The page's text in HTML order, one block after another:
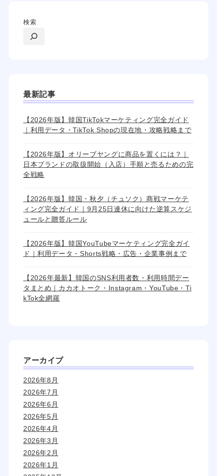
検索
最新記事
【2026年版】韓国TikTokマーケティング完全ガイド
｜利用データ・TikTok Shopの現在地・攻略戦略まで
【2026年版】オリーブヤングに商品を置くには？｜
日本ブランドの取扱開始（入店）手順と売るための完
全戦略
【2026年版】韓国・秋夕（チュソク）商戦マーケテ
ィング完全ガイド｜9月25日連休に向けた逆算スケジ
ュールと贈答ルール
【2026年版】韓国YouTubeマーケティング完全ガイ
ド｜利用データ・Shorts戦略・広告・企業事例まで
【2026年最新】韓国のSNS利用者数・利用時間デー
タまとめ｜カカオトーク・Instagram・YouTube・Ti
kTok全網羅
アーカイブ
2026年8月
2026年7月
2026年6月
2026年5月
2026年4月
2026年3月
2026年2月
2026年1月